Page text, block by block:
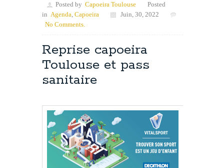
Posted by Capoeira Toulouse
Posted
in Agenda, Capoeira
Juin, 30, 2022
No Comments.
Reprise capoeira
Toulouse et pass
sanitaire